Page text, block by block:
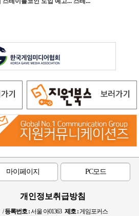
마이페이지 PC모드
개인정보취급방침
등록번호 :서울 아01363 제호 : 게임포커스